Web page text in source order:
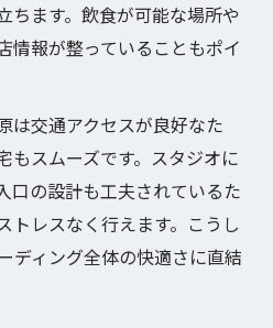
ちます。飲食が可能な場所や
情報が整っていることもポイ
は交通アクセスが良好なた
もスムーズです。スタジオに
口の設計も工夫されているた
トレスなく行えます。こうし
ディング全体の快適さに直結